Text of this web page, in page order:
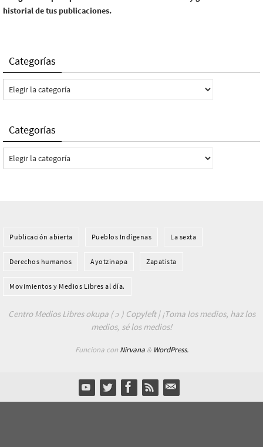
historial de tus publicaciones.
Categorías
Categorías
Categorías
Categorías
Publicación abierta Pueblos Indí­genas La sexta
Derechos humanos Ayotzinapa Zapatista
Movimientos y Medios Libres al día.
Centro Medios Libres okupa ( ɔ ) Copyleft | ¡Toma los medios, haz los
medios, sé los medios!
Funciona con Nirvana& WordPress.